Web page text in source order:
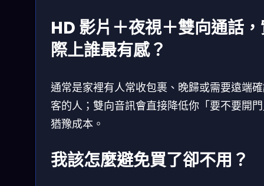
HD 影片＋夜視＋雙向通話
際上誰最有感？
通常是家裡有人常收包裹、晚歸或需要遠端
客的人；雙向音訊會直接降低你「要不要開
猶豫成本。
我該怎麼避免買了卻不用？